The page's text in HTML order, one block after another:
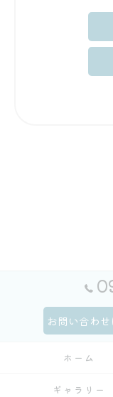
お問い合わ
ホーム
ギャラリー